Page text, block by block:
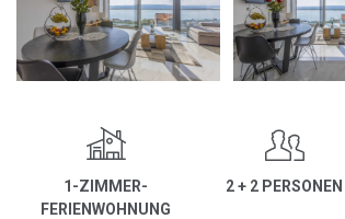
1-ZIMMER-
FERIENWOHNUNG
2 + 2 PERSONEN